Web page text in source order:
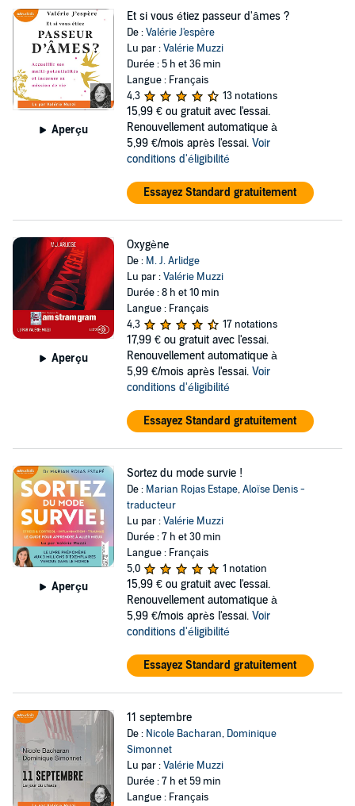
Aperçu
Et si vous étiez passeur d'âmes ?
De :Valérie J'espère
Lu par :Valérie Muzzi
Durée : 5 h et 36 min
Langue : Français
4,3
13 notations
15,99 € ou gratuit avec l'essai.
Renouvellement automatique à
5,99 €/mois après l'essai. Voir
conditions d'éligibilité
Essayez Standard gratuitement
Aperçu
Oxygène
De : M. J. Arlidge
Lu par :Valérie Muzzi
Durée : 8 h et 10 min
Langue : Français
4,3
17 notations
17,99 € ou gratuit avec l'essai.
Renouvellement automatique à
5,99 €/mois après l'essai. Voir
conditions d'éligibilité
Essayez Standard gratuitement
Aperçu
Sortez du mode survie !
De : Marian Rojas Estape,Aloïse Denis -
traducteur
Lu par :Valérie Muzzi
Durée : 7 h et 30 min
Langue : Français
5,0
1 notation
15,99 € ou gratuit avec l'essai.
Renouvellement automatique à
5,99 €/mois après l'essai. Voir
conditions d'éligibilité
Essayez Standard gratuitement
11 septembre
De : Nicole Bacharan, Dominique
Simonnet
Lu par :Valérie Muzzi
Durée : 7 h et 59 min
Langue : Français